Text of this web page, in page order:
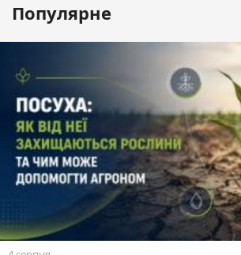
Популярне